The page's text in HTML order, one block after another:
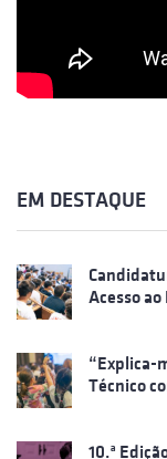
EM DESTAQUE
Acesso
“Explica-
Técnico
10.ª